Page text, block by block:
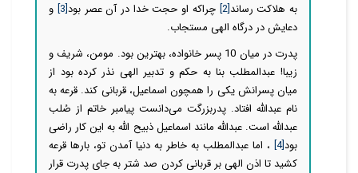
به هلاکت رساند[2] چراکه او حجت خدا در آن عصر بود[3] و
دعایش در درگاه الهی مستجاب.
پدرت در میان 10 پسر خانواده، بهترین بود. مومن، شریف و
زیبا! عبدالمطلب بنا به حکم و تدبیر الهی نذر کرده بود از
میان پسرانش یکی را همچون اسماعیل، قربانی کند. قرعه به
نام عبدالله افتاد. پدربزرگت می‌دانست پیامبر خاتم از صُلب
عبدالله است. عبدالله مانند اسماعیل ذبیح الله به این کار راضی
بود[4] ، اما عبدالمطلب به خاطر به دنیا آمدن تو، بارها قرعه
کشید تا اذن الهی بر قربانی کردن صد شتر به جای پدرت قرار